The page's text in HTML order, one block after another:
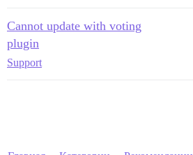
Cannot update with voting
plugin
Support